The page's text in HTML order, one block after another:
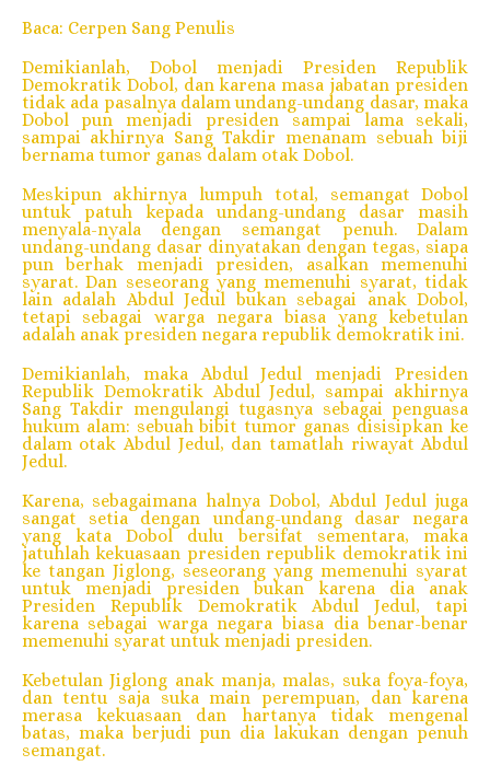
Baca: Cerpen Sang Penulis
Demikianlah, Dobol menjadi Presiden Republik
Demokratik Dobol, dan karena masa jabatan presiden
tidak ada pasalnya dalam undang-undang dasar, maka
Dobol pun menjadi presiden sampai lama sekali,
sampai akhirnya Sang Takdir menanam sebuah biji
bernama tumor ganas dalam otak Dobol.
Meskipun akhirnya lumpuh total, semangat Dobol
untuk patuh kepada undang-undang dasar masih
menyala-nyala dengan semangat penuh. Dalam
undang-undang dasar dinyatakan dengan tegas, siapa
pun berhak menjadi presiden, asalkan memenuhi
syarat. Dan seseorang yang memenuhi syarat, tidak
lain adalah Abdul Jedul bukan sebagai anak Dobol,
tetapi sebagai warga negara biasa yang kebetulan
adalah anak presiden negara republik demokratik ini.
Demikianlah, maka Abdul Jedul menjadi Presiden
Republik Demokratik Abdul Jedul, sampai akhirnya
Sang Takdir mengulangi tugasnya sebagai penguasa
hukum alam: sebuah bibit tumor ganas disisipkan ke
dalam otak Abdul Jedul, dan tamatlah riwayat Abdul
Jedul.
Karena, sebagaimana halnya Dobol, Abdul Jedul juga
sangat setia dengan undang-undang dasar negara
yang kata Dobol dulu bersifat sementara, maka
jatuhlah kekuasaan presiden republik demokratik ini
ke tangan Jiglong, seseorang yang memenuhi syarat
untuk menjadi presiden bukan karena dia anak
Presiden Republik Demokratik Abdul Jedul, tapi
karena sebagai warga negara biasa dia benar-benar
memenuhi syarat untuk menjadi presiden.
Kebetulan Jiglong anak manja, malas, suka foya-foya,
dan tentu saja suka main perempuan, dan karena
merasa kekuasaan dan hartanya tidak mengenal
batas, maka berjudi pun dia lakukan dengan penuh
semangat.